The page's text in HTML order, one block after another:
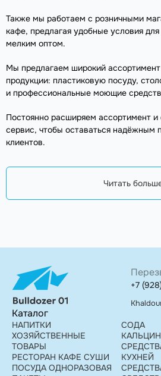
Также мы работаем с розничными
кафе, предлагая удобные условия
мелким оптом.
Мы предлагаем широкий
продукции: пластиковую посуду,
и профессиональные моющие
Постоянно расширяем ассортимент
сервис, чтобы оставаться надёжным
клиентов.
Читать
Каталог
НАПИТКИ
ХОЗЯЙСТВЕННЫЕ
ТОВАРЫ
РЕСТОРАН КАФЕ СУШИ
ПОСУДА ОДНОРАЗОВАЯ
СОДА
КУХНЕЙ
+7